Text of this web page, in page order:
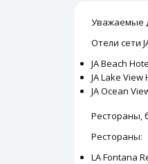
Уважаемые
Отели сети
JA Beach
JA Lake View
JA Ocean
Рестораны,
Рестораны:
LA Fontana